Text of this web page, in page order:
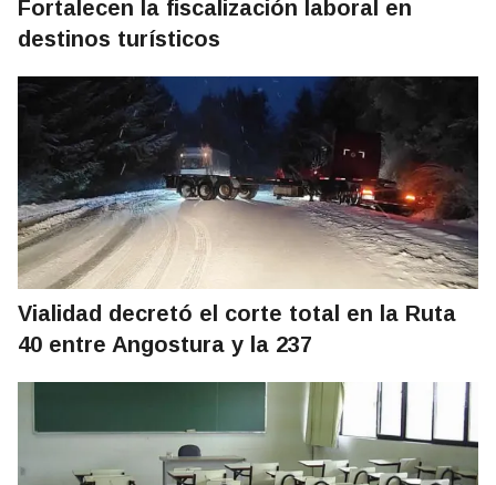
Fortalecen la fiscalización laboral en
destinos turísticos
Vialidad decretó el corte total en la Ruta
40 entre Angostura y la 237